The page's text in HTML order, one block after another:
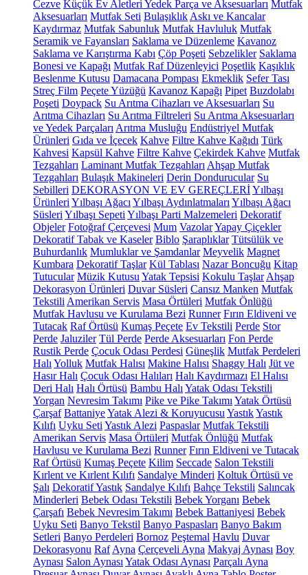
Cezve Küçük Ev Aletleri Yedek Parça ve Aksesuarları Mutfak
Aksesuarları Mutfak Seti Bulaşıklık Askı ve Kancalar
Kaydırmaz Mutfak Sabunluk Mutfak Havluluk Mutfak
Seramik ve Fayansları Saklama ve Düzenleme Kavanoz
Saklama ve Karıştırma Kabı Çöp Poşeti Sebzelikler Saklama
Bonesi ve Kapağı Mutfak Raf Düzenleyici Poşetlik Kaşıklık
Beslenme Kutusu Damacana Pompası Ekmeklik Sefer Tası
Streç Film Peçete Yüzüğü Kavanoz Kapağı Pipet Buzdolabı
Poşeti Doypack Su Arıtma Cihazları ve Aksesuarları Su
Arıtma Cihazları Su Arıtma Filtreleri Su Arıtma Aksesuarları
ve Yedek Parçaları Arıtma Musluğu Endüstriyel Mutfak
Ürünleri Gıda ve İçecek Kahve Filtre Kahve Kağıdı Türk
Kahvesi Kapsül Kahve Filtre Kahve Çekirdek Kahve Mutfak
Tezgahları Laminant Mutfak Tezgahları Ahşap Mutfak
Tezgahları Bulaşık Makineleri Derin Dondurucular Su
Sebilleri DEKORASYON VE EV GEREÇLERİYılbaşı
Ürünleri Yılbaşı Ağacı Yılbaşı Aydınlatmaları Yılbaşı Ağacı
Süsleri Yılbaşı Sepeti Yılbaşı Parti Malzemeleri Dekoratif
Objeler Fotoğraf Çerçevesi Mum VazolarYapay Çiçekler
Dekoratif Tabak ve Kaseler Biblo Şaraplıklar Tütsülük ve
Buhurdanlık Mumluklar ve Şamdanlar Meyvelik Magnet
Kumbara Dekoratif Taşlar Kül Tablası Nazar Boncuğu Kitap
Tutucular Müzik Kutusu Yatak Tepsisi Kokulu Taşlar Ahşap
Dekorasyon Ürünleri Duvar Süsleri Cansız Manken Mutfak
Tekstili Amerikan Servis Masa Örtüleri Mutfak Önlüğü
Mutfak Havlusu ve Kurulama Bezi Runner Fırın Eldiveni ve
Tutacak Raf Örtüsü Kumaş Peçete Ev Tekstili Perde Stor
Perde Jaluziler Tül Perde Perde Aksesuarları Fon Perde
Rustik Perde Çocuk Odası Perdesi Güneşlik Mutfak Perdeleri
Halı Yolluk Mutfak Halısı Makine Halısı Shaggy Halı Jüt ve
Hasır Halı Çocuk Odası Halıları Halı Kaydırmazı El Halısı
Deri Halı Halı Örtüsü Bambu Halı Yatak Odası Tekstili
Yorgan Nevresim Takımı Pike ve Pike Takımı Yatak Örtüsü
Çarşaf BattaniyeYatak Alezi & Koruyucusu YastıkYastık
Kılıfı Uyku Seti Yastık Alezi Paspaslar Mutfak Tekstili
Amerikan Servis Masa Örtüleri Mutfak Önlüğü Mutfak
Havlusu ve Kurulama Bezi Runner Fırın Eldiveni ve Tutacak
Raf Örtüsü Kumaş Peçete Kilim Seccade Salon Tekstili
Kırlent ve Kırlent Kılıfı Sandalye Minderi Koltuk Örtüsü ve
Şalı Dekoratif Yastık Sandalye Kılıfı Bahçe Tekstili Salıncak
Minderleri Bebek Odası Tekstili Bebek Yorganı Bebek
Çarşafı Bebek Nevresim Takımı Bebek Battaniyesi Bebek
Uyku Seti Banyo Tekstil Banyo Paspasları Banyo Bakım
Setleri Banyo Perdeleri Bornoz Peştemal Havlu Duvar
Dekorasyonu Raf Ayna Çerçeveli Ayna Makyaj Aynası Boy
Aynası Salon Aynası Yatak Odası Aynası Parçalı Ayna